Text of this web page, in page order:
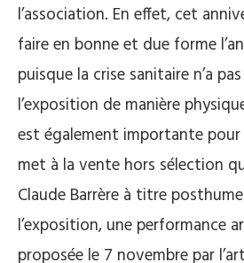
l’association. En effet, cet
faire en bonne et due forme
puisque la crise sanitaire n’a
l’exposition de manière
est également importante pour
met à la vente hors sélection
Claude Barrère à titre
l’exposition, une performance
proposée le 7 novembre par